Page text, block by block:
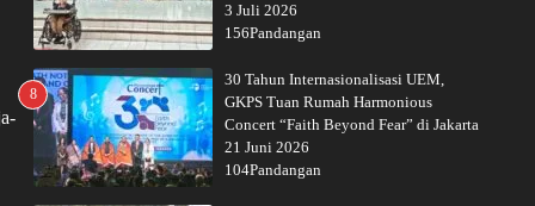
3 Juli 2026
156Pandangan
8
30 Tahun Internasionalisasi UEM,
GKPS Tuan Rumah Harmonious
Concert “Faith Beyond Fear” di Jakarta
21 Juni 2026
104Pandangan